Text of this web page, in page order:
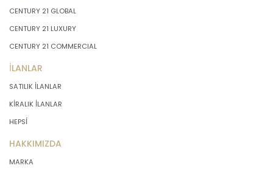
CENTURY 21 GLOBAL
CENTURY 21 LUXURY
CENTURY 21 COMMERCIAL
İLANLAR
SATILIK İLANLAR
KİRALIK İLANLAR
HEPSİ
HAKKIMIZDA
MARKA